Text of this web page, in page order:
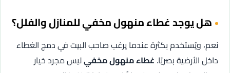
هل يوجد غطاء منهول مخفي للمنازل والفلل؟
نعم، ويُستخدم بكثرة عندما يرغب صاحب البيت في دمج الغطاء
داخل الأرضية بصريًا. غطاء منهول مخفيليس مجرد خيار